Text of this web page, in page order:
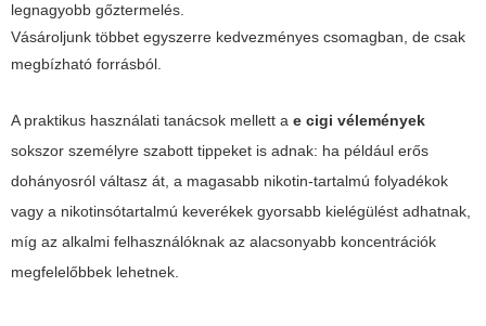
legnagyobb gőztermelés.
Vásároljunk többet egyszerre kedvezményes csomagban, de csak
megbízható forrásból.
A praktikus használati tanácsok mellett a e cigi vélemények
sokszor személyre szabott tippeket is adnak: ha például erős
dohányosról váltasz át, a magasabb nikotin-tartalmú folyadékok
vagy a nikotinsótartalmú keverékek gyorsabb kielégülést adhatnak,
míg az alkalmi felhasználóknak az alacsonyabb koncentrációk
megfelelőbbek lehetnek.